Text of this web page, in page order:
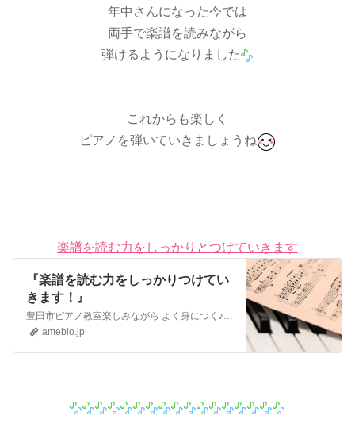
年中さんになった今では
両手で楽譜を読みながら
弾けるようになりました
これからも楽しく
ピアノを弾いていきましょうね
楽譜を読む力をしっかりとつけていきます
『楽譜を読む力をしっかりつけてい
きます！』
豊田市ピアノ教室楽しみながら よく身につく♪大平ピアノ教室自信をつけるピアノレッスン♪ただ今無料体験レッスン受付中大人のレッスン生さんも大募集お問い合わせはこ…
ameblo.jp